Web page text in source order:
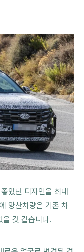
았던 디자인을 최대
양산차량은 기존 차
을 것 같습니다.